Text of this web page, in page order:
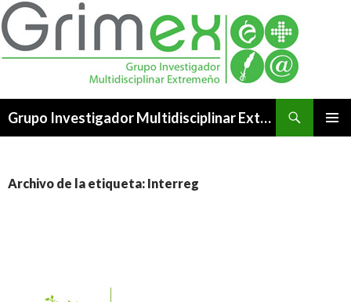
Grupo Investigador Multidisciplinar Extremeño
Archivo de la etiqueta: Interreg